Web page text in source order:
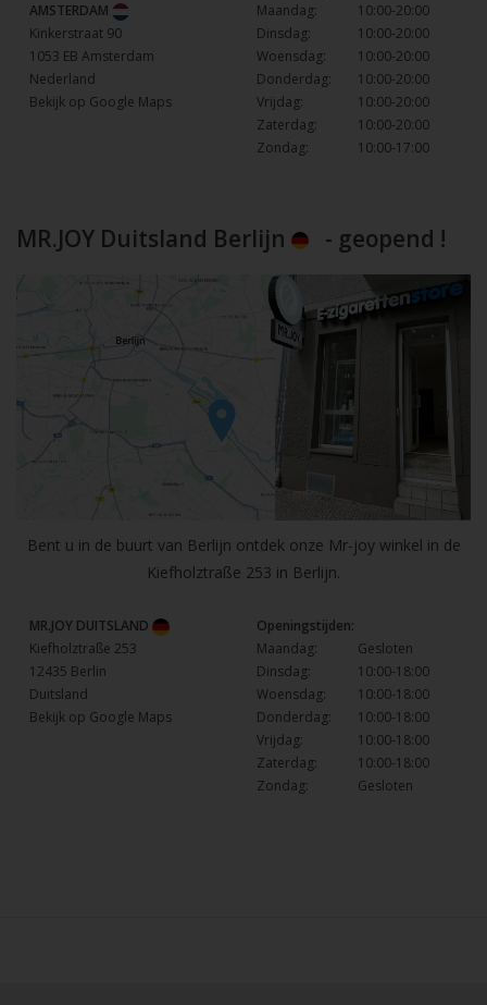
AMSTERDAM
Kinkerstraat 90
1053 EB Amsterdam
Nederland
Bekijk op Google Maps
Maandag:
10:00-20:00
Dinsdag:
10:00-20:00
Woensdag:
10:00-20:00
Donderdag:
10:00-20:00
Vrijdag:
10:00-20:00
Zaterdag:
10:00-20:00
Zondag:
10:00-17:00
MR.JOY Duitsland Berlijn - geopend !
Bent u in de buurt van Berlijn ontdek onze Mr-joy winkel in de
Kiefholztraße 253 in Berlijn.
MR.JOY DUITSLAND
Kiefholztraße 253
12435 Berlin
Duitsland
Bekijk op Google Maps
Openingstijden:
Maandag:
Gesloten
Dinsdag:
10:00-18:00
Woensdag:
10:00-18:00
Donderdag:
10:00-18:00
Vrijdag:
10:00-18:00
Zaterdag:
10:00-18:00
Zondag:
Gesloten